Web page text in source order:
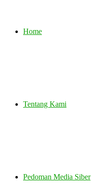
Home
Tentang Kami
Pedoman Media Siber